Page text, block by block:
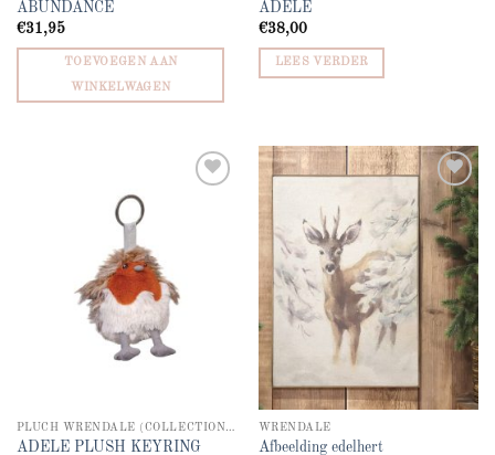
ABUNDANCE
€31,95
TOEVOEGEN AAN
WINKELWAGEN
ADELE
€38,00
LEES VERDER
PLUCH WRENDALE (COLLECTION - KEYRINGS)
ADELE PLUSH KEYRING
Add to
wishlist
WRENDALE
Afbeelding edelhert